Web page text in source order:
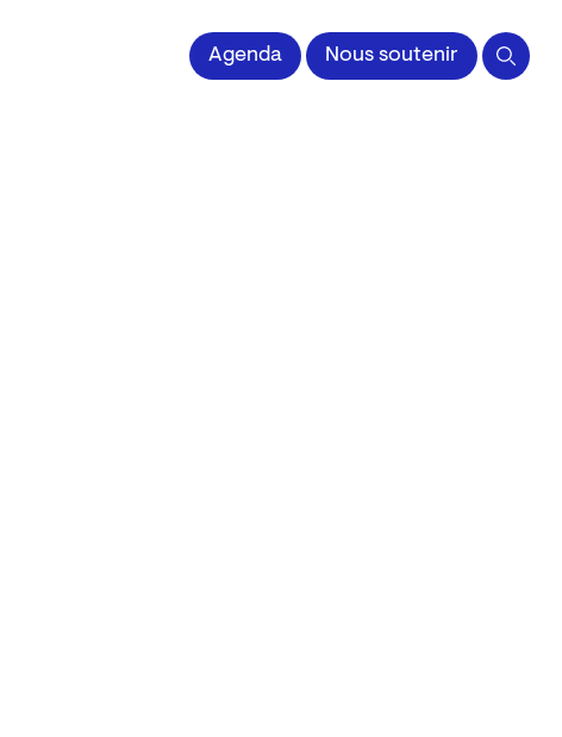
l'Image impriméeAgenda Nous soutenir